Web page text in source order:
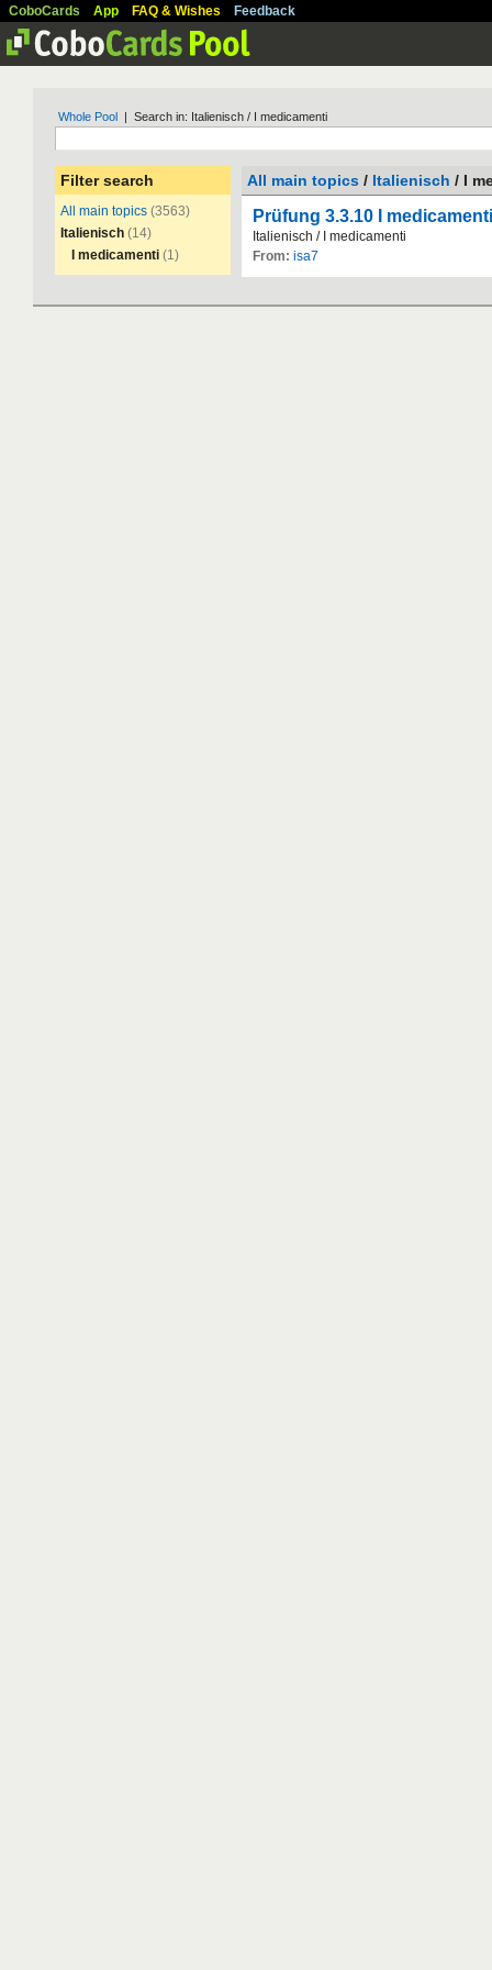
CoboCards App FAQ & Wishes Feedback
Whole Pool | Search in: Italienisch / I medicamenti
Filter search
All main topics (3563)
Italienisch (14)
I medicamenti (1)
All main topics / Italienisch / I
Prüfung 3.3.10 I
Italienisch / medicamenti
From: isa7